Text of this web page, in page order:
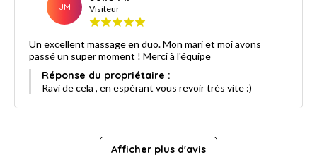
JM Visiteur
Un excellent massage en duo. Mon mari et moi avons
passé un super moment ! Merci à l'équipe
Réponse du propriétaire :
Ravi de cela , en espérant vous revoir très vite :)
Afficher plus d'avis